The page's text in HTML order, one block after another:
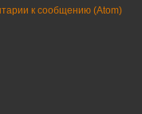
к сообщению (Atom)